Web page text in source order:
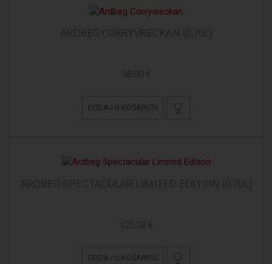
ARDBEG CORRYVRECKAN (0,70L)
98,00 €
DODAJ U KOŠARICU
ARDBEG SPECTACULAR LIMITED EDITION (0,70L)
125,20 €
DODAJ U KOŠARICU